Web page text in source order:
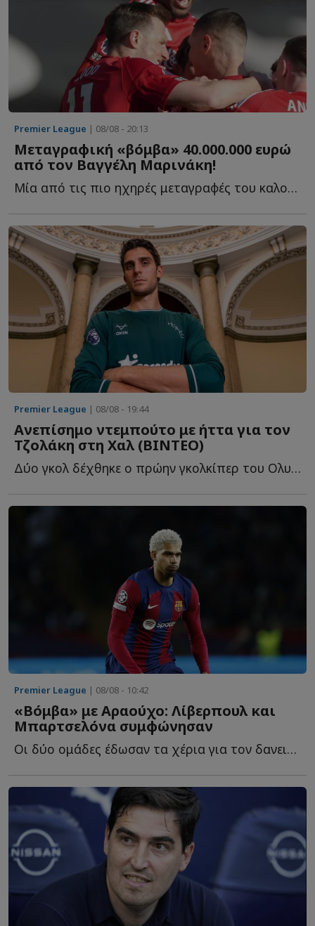
Premier League | 08/08 - 20:13
Μεταγραφική «βόμβα» 40.000.000 ευρώ
από τον Βαγγέλη Μαρινάκη!
Μία από τις πιο ηχηρές μεταγραφές του καλοκαιριού ετοιμάζεται ν...
Premier League | 08/08 - 19:44
Ανεπίσημο ντεμπούτο με ήττα για τον
Τζολάκη στη Χαλ (ΒΙΝΤΕΟ)
Δύο γκολ δέχθηκε ο πρώην γκολκίπερ του Ολυμπιακού στο 2-...
Premier League | 08/08 - 10:42
«Βόμβα» με Αραούχο: Λίβερπουλ και
Μπαρτσελόνα συμφώνησαν
Οι δύο ομάδες έδωσαν τα χέρια για τον δανεισμό του Ρόναλντ Α...